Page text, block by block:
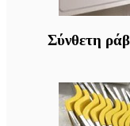
Σύνθετη